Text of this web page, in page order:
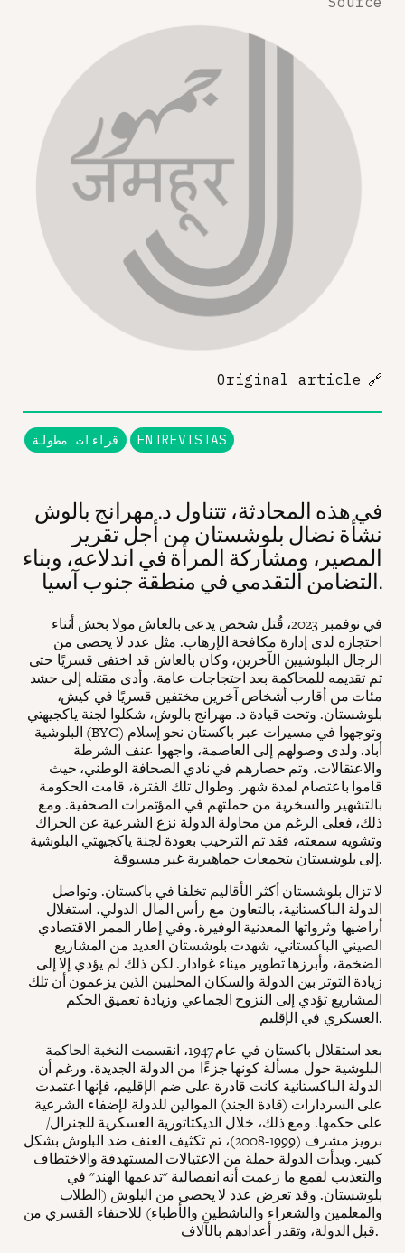
في هذه المحادثة، تتناول د. مهرانج بالوش
نشأة نضال بلوشستان من أجل تقرير
المصير، ومشاركة المرأة في اندلاعه، وبناء
التضامن التقدمي في منطقة جنوب آسيا.
في نوفمبر 2023، قُتل شخص يدعى بالعاش مولا بخش أثناء
احتجازه لدى إدارة مكافحة الإرهاب. مثل عدد لا يحصى من
الرجال البلوشيين الآخرين، وكان بالعاش قد اختفى قسريًا حتى
تم تقديمه للمحاكمة بعد احتجاجات عامة. وأدى مقتله إلى حشد
مئات من أقارب أشخاص آخرين مختفين قسريًا في كيش،
بلوشستان. وتحت قيادة د. مهرانج بالوش، شكلوا لجنة ياكجيهتي
البلوشية (BYC) وتوجهوا في مسيرات عبر باكستان نحو إسلام
أباد. ولدى وصولهم إلى العاصمة، واجهوا عنف الشرطة
والاعتقالات، وتم حصارهم في نادي الصحافة الوطني، حيث
قاموا باعتصام لمدة شهر. وطوال تلك الفترة، قامت الحكومة
بالتشهير والسخرية من حملتهم في المؤتمرات الصحفية. ومع
ذلك، فعلى الرغم من محاولة الدولة نزع الشرعية عن الحراك
وتشويه سمعته، فقد تم الترحيب بعودة لجنة ياكجيهتي البلوشية
إلى بلوشستان بتجمعات جماهيرية غير مسبوقة.
لا تزال بلوشستان أكثر الأقاليم تخلفا في باكستان. وتواصل
الدولة الباكستانية، بالتعاون مع رأس المال الدولي، استغلال
أراضيها وثرواتها المعدنية الوفيرة. وفي إطار الممر الاقتصادي
الصيني الباكستاني، شهدت بلوشستان العديد من المشاريع
الضخمة، وأبرزها تطوير ميناء غوادار. لكن ذلك لم يؤدي إلا إلى
زيادة التوتر بين الدولة والسكان المحليين الذين يزعمون أن تلك
المشاريع تؤدي إلى النزوح الجماعي وزيادة تعميق الحكم
العسكري في الإقليم.
بعد استقلال باكستان في عام 1947، انقسمت النخبة الحاكمة
البلوشية حول مسألة كونها جزءًا من الدولة الجديدة. ورغم أن
الدولة الباكستانية كانت قادرة على ضم الإقليم، فإنها اعتمدت
على السردارات (قادة الجند) الموالين للدولة لإضفاء الشرعية
على حكمها. ومع ذلك، خلال الديكتاتورية العسكرية للجنرال/
برويز مشرف (1999-2008)، تم تكثيف العنف ضد البلوش بشكل
كبير. وبدأت الدولة حملة من الاغتيالات المستهدفة والاختطاف
والتعذيب لقمع ما زعمت أنه انفصالية "تدعمها الهند" في
بلوشستان. وقد تعرض عدد لا يحصى من البلوش (الطلاب
والمعلمين والشعراء والناشطين والأطباء) للاختفاء القسري من
قبل الدولة، وتقدر أعدادهم بالآلاف.
Original article 🔗
قراءات مطولة ENTREVISTAS